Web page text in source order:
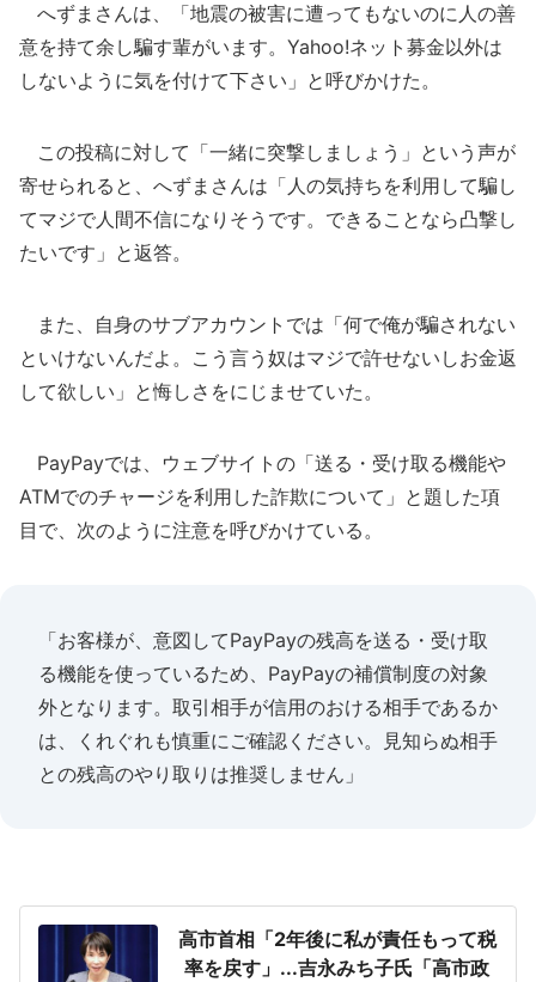
へずまさんは、「地震の被害に遭ってもないのに人の善
意を持て余し騙す輩がいます。Yahoo!ネット募金以外は
しないように気を付けて下さい」と呼びかけた。
この投稿に対して「一緒に突撃しましょう」という声が
寄せられると、へずまさんは「人の気持ちを利用して騙し
てマジで人間不信になりそうです。できることなら凸撃し
たいです」と返答。
また、自身のサブアカウントでは「何で俺が騙されない
といけないんだよ。こう言う奴はマジで許せないしお金返
して欲しい」と悔しさをにじませていた。
PayPayでは、ウェブサイトの「送る・受け取る機能や
ATMでのチャージを利用した詐欺について」と題した項
目で、次のように注意を呼びかけている。
「お客様が、意図してPayPayの残高を送る・受け取
る機能を使っているため、PayPayの補償制度の対象
外となります。取引相手が信用のおける相手であるか
は、くれぐれも慎重にご確認ください。見知らぬ相手
との残高のやり取りは推奨しません」
高市首相「2年後に私が責任もって税
率を戻す」...吉永みち子氏「高市政